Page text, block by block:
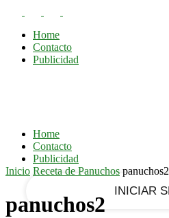
Home
Contacto
Publicidad
tu contraseña
Home
Contacto
Publicidad
Inicio Receta de Panuchos panuchos2
panuchos2